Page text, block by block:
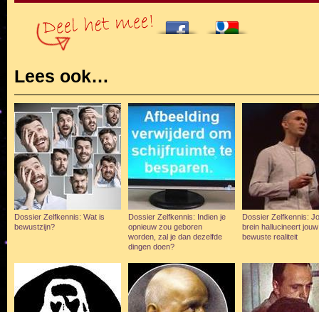
Lees ook…
Dossier Zelfkennis: Wat is
bewustzijn?
Dossier Zelfkennis: Indien je
opnieuw zou geboren
worden, zal je dan dezelfde
dingen doen?
Dossier Zelfkennis:
brein hallucineert jouw
bewuste realiteit